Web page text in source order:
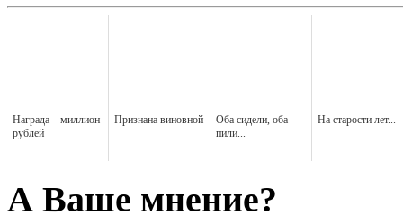
Награда – миллион
рублей
Признана виновной
Оба сидели, оба
пили...
На старости лет...
А Ваше мнение?